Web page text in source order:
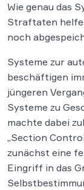
Wie genau das
Straftaten
noch
Systeme zur
beschäftigen
jüngeren
Systeme zu
machte dabei
„Section
zunächst eine
Eingriff in das